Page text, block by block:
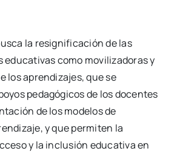
la resignificación de las
como movilizadoras y
los aprendizajes, que se
pedagógicos de los docentes
de los modelos de
y que permiten la
y la inclusión educativa en